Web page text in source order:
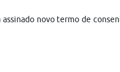
novo termo de